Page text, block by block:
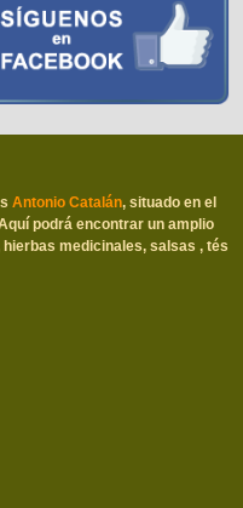
Antonio Catalán, situado en el
podrá encontrar un amplio
medicinales, salsas , tés